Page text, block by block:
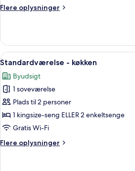
Flere oplysninger
Flere
-
havudsigt
Indlæs
alle
billeder
af
Standardværelse
-
køkken
Et
8
Standardværelse - køkken
Byudsigt
1 soveværelse
Plads til 2 personer
1 kingsize-seng ELLER 2 enkeltsenge
Gratis Wi-Fi
Flere oplysninger
Flere